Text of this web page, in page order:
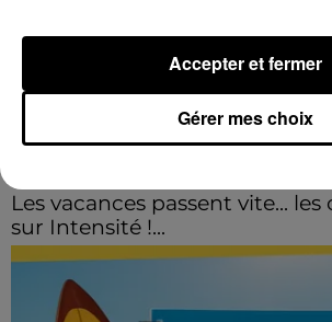
Les vacances passent vite... les
sur Intensité !...
Gérer mes choix
Accepter et fermer